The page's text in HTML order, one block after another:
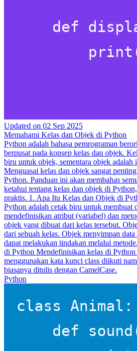
Updated on 02 Sep 2025
Memahami Kelas dan Objek di Python
Python adalah bahasa pemrograman
berpusat pada konsep kelas dan objek.
biru untuk objek, sementara objek adalah
Menguasai kelas dan objek sangat
Python. Panduan ini akan membahas
ketahui tentang kelas dan objek di
praktis. 1. Apa Itu Kelas dan Objek di
Python adalah cetak biru untuk membuat
mendefinisikan atribut (variabel) dan
objek yang dibuat dari kelas tersebut.
dari sebuah kelas. Objek menyimpan
dapat melakukan tindakan melalui
di Python Mendefinisikan kelas di Python
menggunakan kata kunci class diikuti
biasanya ditulis dengan CamelCase.
Python